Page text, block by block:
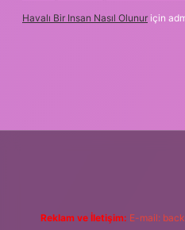
Havalı Bir Insan Nasıl Olunur için
Reklam ve İletişim: E-mail: